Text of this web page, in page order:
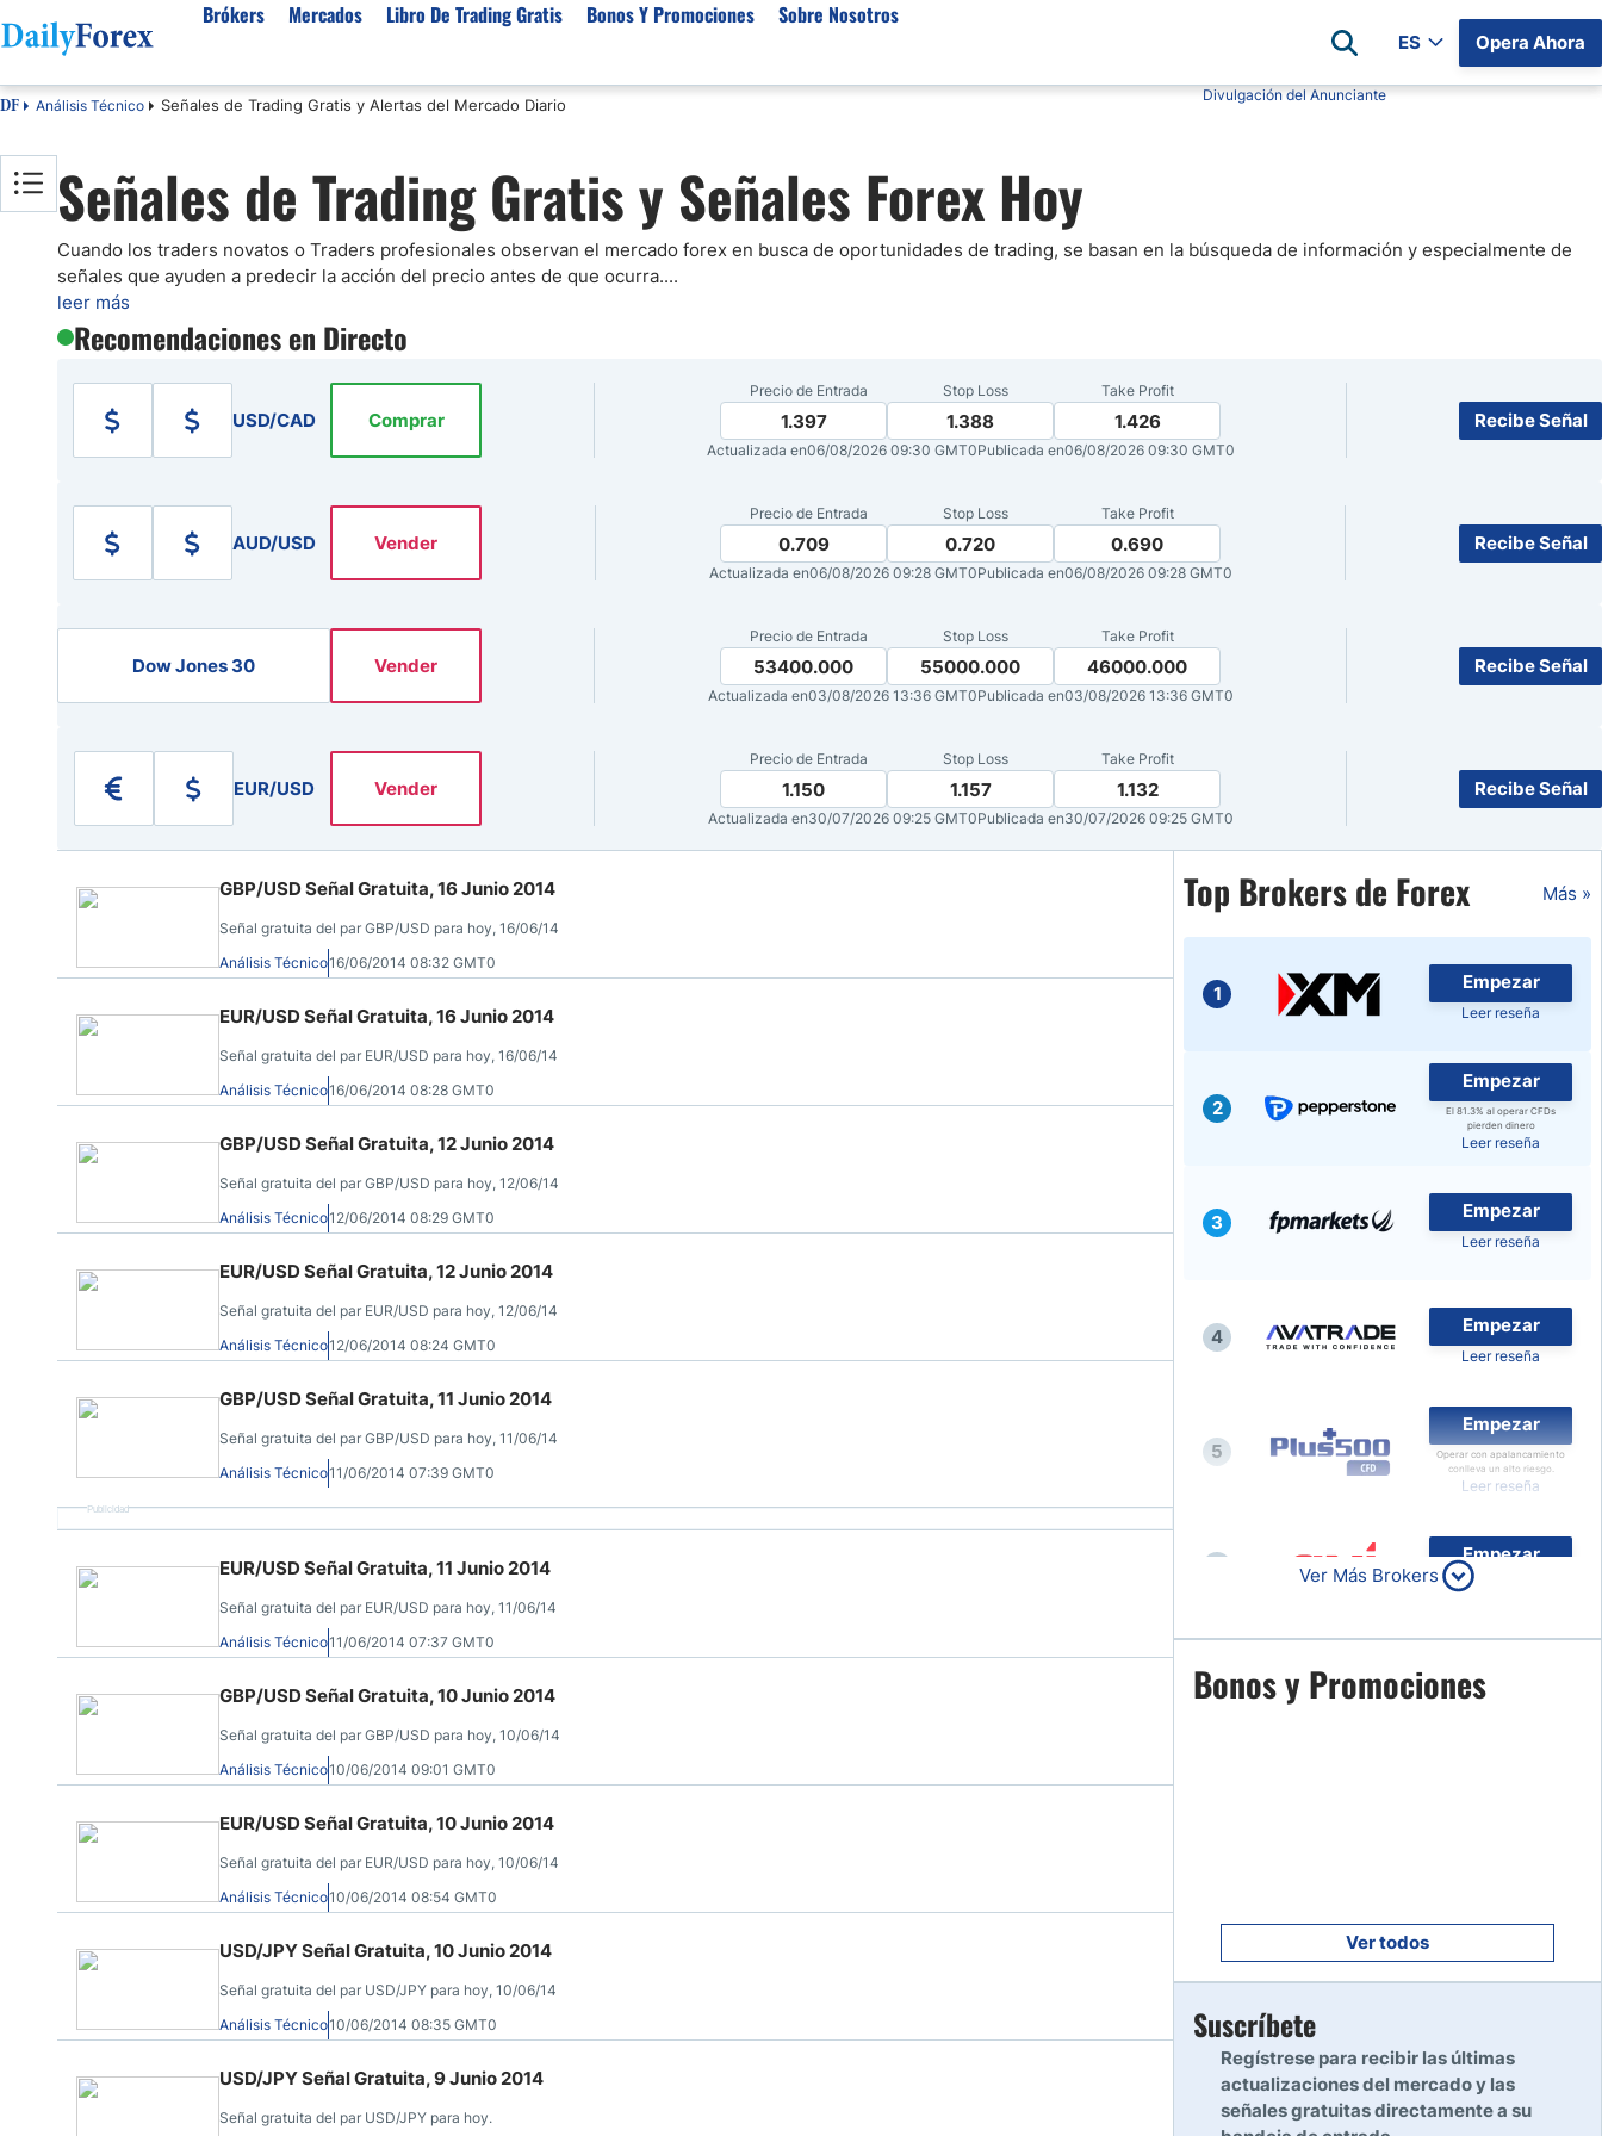
Brókers
España
Argentina
Rep. Dominicana
Mexico
Costa Rica
Guatemala
Cuba
Ecuador
Latinoamérica
Nicaragua
Estados Unidos
Brokers Regulados
Brokers Para Scalping
Broker Oro
Brokers de Trading Automático
Lista de Mejores Prop Firms
Empresas de Fondeo en Estados
Unidos
Eightcap
Compara Brokers de Forex
Mercados
Divisas
USD/MXN
USD/JPY
EUR/USD
USD/COP
USD/PEN
Materias Primas
Oro (XAU/USD)
Indices
S&P 500
Acciones
Banco Santander (SAN)
Todas las Acciones
Análisis Forex
Señales Forex Gratis
El Oro va a Subir o Bajar Hoy
Libro De Trading Gratis Bonos Y Promociones Sobre Nosotros
Sobre Nosotros
Política editorial
Cómo generamos ingresos
Nuestra metodología
Por qué confiar en nosotros
Opera Ahora
ES
DF Análisis Técnico Señales de Trading Gratis y Alertas del Mercado Diario
Divulgación del Anunciante
Señales de Trading Gratis y Señales Forex Hoy
Cuando los traders novatos o Traders profesionales observan el mercado forex en busca de oportunidades de trading, se basan en la búsqueda de información y especialmente de
señales que ayuden a predecir la acción del precio antes de que ocurra....
leer más
Recomendaciones en Directo
USD/CAD Comprar
Precio de Entrada
1.397
Stop Loss
1.388
Take Profit
1.426
Actualizada en06/08/2026 09:30 GMT0Publicada en06/08/2026 09:30 GMT0
Recibe Señal
AUD/USD Vender
Precio de Entrada
0.709
Stop Loss
0.720
Take Profit
0.690
Actualizada en06/08/2026 09:28 GMT0Publicada en06/08/2026 09:28 GMT0
Recibe Señal
Dow Jones 30 Vender
Precio de Entrada
53400.000
Stop Loss
55000.000
Take Profit
46000.000
Actualizada en03/08/2026 13:36 GMT0Publicada en03/08/2026 13:36 GMT0
Recibe Señal
EUR/USD Vender
Precio de Entrada
1.150
Stop Loss
1.157
Take Profit
1.132
Actualizada en30/07/2026 09:25 GMT0Publicada en30/07/2026 09:25 GMT0
Recibe Señal
GBP/USD Señal Gratuita, 16 Junio 2014
Señal gratuita del par GBP/USD para hoy, 16/06/14
Análisis Técnico16/06/2014 08:32 GMT0
EUR/USD Señal Gratuita, 16 Junio 2014
Señal gratuita del par EUR/USD para hoy, 16/06/14
Análisis Técnico16/06/2014 08:28 GMT0
GBP/USD Señal Gratuita, 12 Junio 2014
Señal gratuita del par GBP/USD para hoy, 12/06/14
Análisis Técnico12/06/2014 08:29 GMT0
EUR/USD Señal Gratuita, 12 Junio 2014
Señal gratuita del par EUR/USD para hoy, 12/06/14
Análisis Técnico12/06/2014 08:24 GMT0
GBP/USD Señal Gratuita, 11 Junio 2014
Señal gratuita del par GBP/USD para hoy, 11/06/14
Análisis Técnico11/06/2014 07:39 GMT0
Publicidad
EUR/USD Señal Gratuita, 11 Junio 2014
Señal gratuita del par EUR/USD para hoy, 11/06/14
Análisis Técnico11/06/2014 07:37 GMT0
GBP/USD Señal Gratuita, 10 Junio 2014
Señal gratuita del par GBP/USD para hoy, 10/06/14
Análisis Técnico10/06/2014 09:01 GMT0
EUR/USD Señal Gratuita, 10 Junio 2014
Señal gratuita del par EUR/USD para hoy, 10/06/14
Análisis Técnico10/06/2014 08:54 GMT0
USD/JPY Señal Gratuita, 10 Junio 2014
Señal gratuita del par USD/JPY para hoy, 10/06/14
Análisis Técnico10/06/2014 08:35 GMT0
USD/JPY Señal Gratuita, 9 Junio 2014
Señal gratuita del par USD/JPY para hoy.
Top Brokers de Forex Más »
1
Empezar
Leer reseña
2
Empezar
El 81.3% al operar CFDs
pierden dinero
Leer reseña
3
Empezar
Leer reseña
4
Empezar
Leer reseña
5
Empezar
Operar con apalancamiento
conlleva un alto riesgo.
Leer reseña
Empezar
Leer reseña
7
Leer reseña
Leer reseña
10
Ver Más Brokers
Bonos y Promociones
Ver todos
Suscríbete
Regístrese para recibir las últimas
actualizaciones del mercado y las
señales gratuitas directamente a su